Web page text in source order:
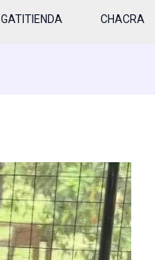
GATITIENDA CHACRA